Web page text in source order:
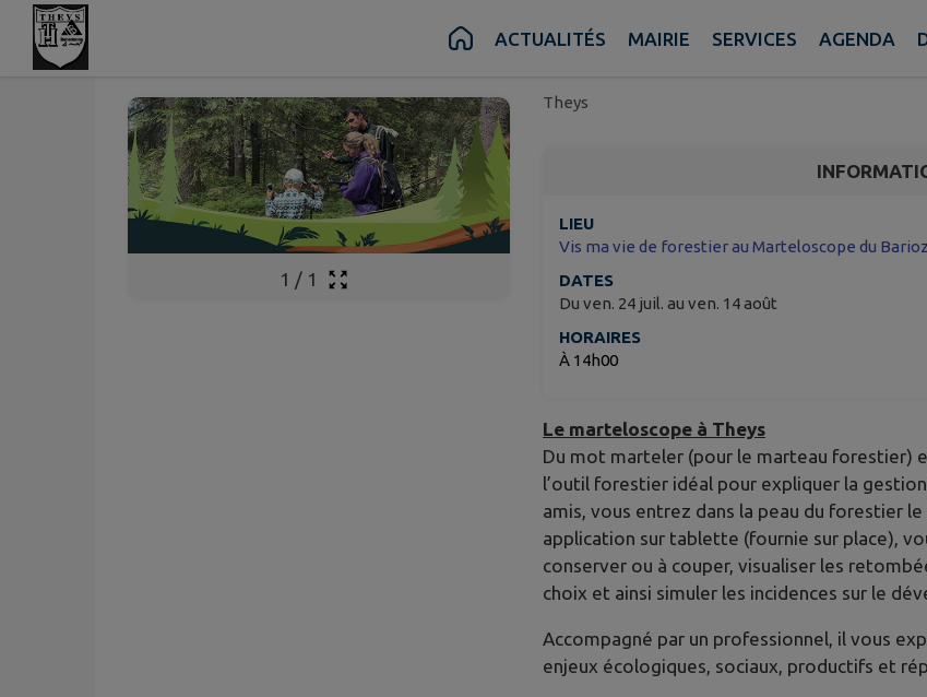
Contenu ACTUALITÉS MAIRIE SERVICES AGENDA
1 / 1
du Barioz
Theys
LIEU
Vis ma vie de forestier au Marteloscope du Barioz
DATES
Du ven. 24 juil. au ven. 14 août
HORAIRES
À 14h00
Le marteloscope à Theys
Du mot marteler (pour le marteau forestier)
l’outil forestier idéal pour expliquer la
amis, vous entrez dans la peau du forestier
application sur tablette (fournie sur place),
conserver ou à couper, visualiser les
choix et ainsi simuler les incidences sur le
Accompagné par un professionnel, il vous
enjeux écologiques, sociaux, productifs et